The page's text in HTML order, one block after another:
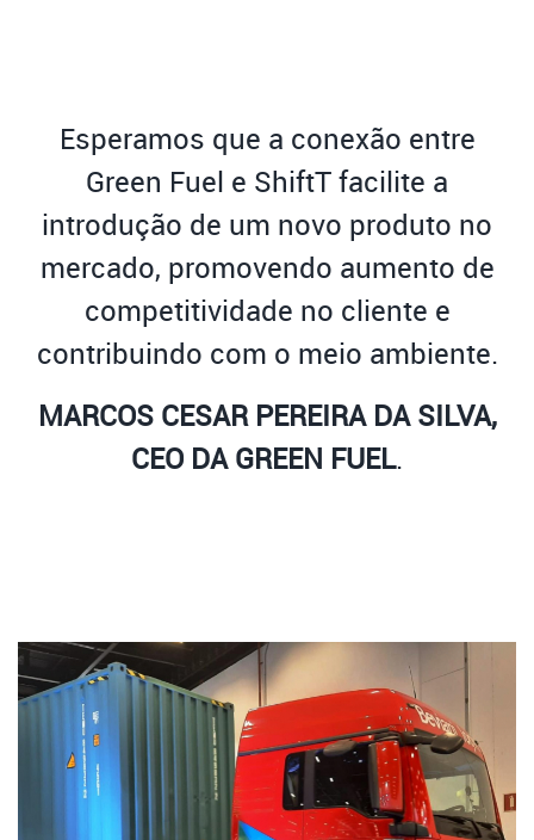
Esperamos que a conexão entre
Green Fuel e ShiftT facilite a
introdução de um novo produto no
mercado, promovendo aumento de
competitividade no cliente e
contribuindo com o meio ambiente.
MARCOS CESAR PEREIRA DA SILVA,
CEO DA GREEN FUEL.